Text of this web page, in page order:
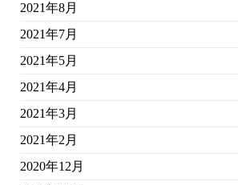
2021年8月
2021年7月
2021年5月
2021年4月
2021年3月
2021年2月
2020年12月